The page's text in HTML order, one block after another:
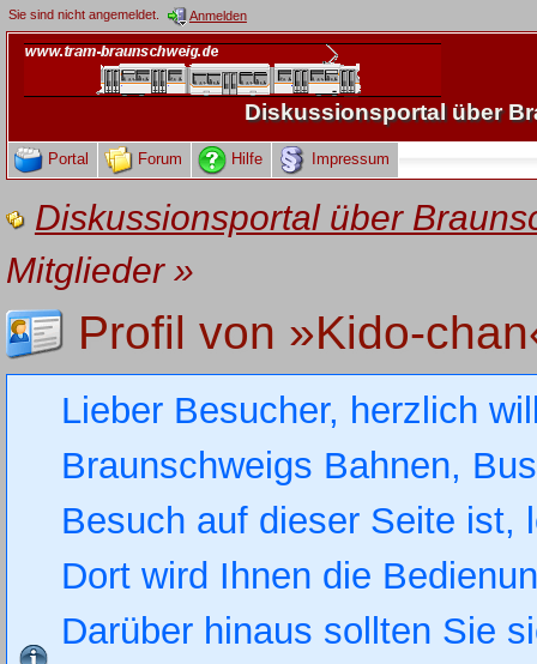
Sie sind nicht angemeldet. Anmelden
Diskussionsportal über
Portal Forum Hilfe Impressum
Diskussionsportal über
Mitglieder»
Profil von »Kido-
Lieber Besucher, herzlich
Braunschweigs Bahnen,
Besuch auf dieser Seite
Dort wird Ihnen die
Darüber hinaus sollten Sie